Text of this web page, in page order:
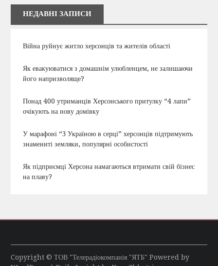
НЕДАВНІ ЗАПИСИ
Війна руйнує житло херсонців та жителів області
Як евакуюватися з домашнім улюбленцем, не залишаючи
його напризволяще?
Понад 400 утриманців Херсонського притулку “4 лапи”
очікують на нову домівку
У марафоні “З Україною в серці” херсонців підтримують
знамениті земляки, популярні особистості
Як підприємці Херсона намагаються втримати свій бізнес
на плаву?
Copyright © ТОВ "Телерадіокомпанія "ЯТБ" Powered by